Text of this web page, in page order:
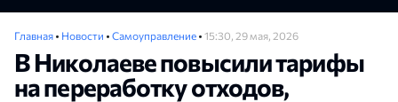
Главная • Новости • Самоуправление • 15:30, 29 мая, 2026
В Николаеве повысили тарифы
на переработку отходов,